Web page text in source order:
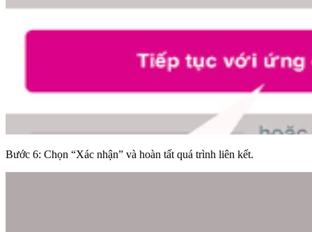
Bước 6: Chọn “Xác nhận” và hoàn tất quá trình liên kết.